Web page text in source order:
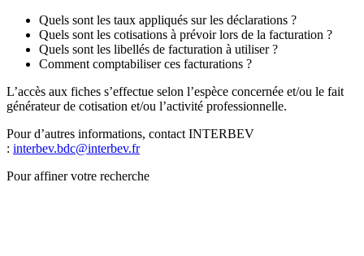
Quels sont les taux appliqués sur les déclarations ?
Quels sont les cotisations à prévoir lors de la facturation ?
Quels sont les libellés de facturation à utiliser ?
Comment comptabiliser ces facturations ?
L’accès aux fiches s’effectue selon l’espèce concernée et/ou le fait
générateur de cotisation et/ou l’activité professionnelle.
Pour d’autres informations, contact INTERBEV
: interbev.bdc@interbev.fr
Pour affiner votre recherche